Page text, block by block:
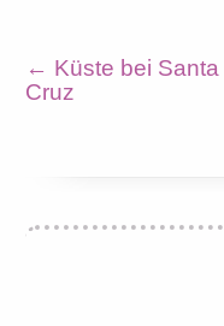
← Küste bei Santa
Cruz